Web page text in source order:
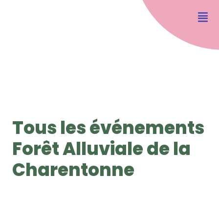
Tous les événements
Forêt Alluviale de la
Charentonne